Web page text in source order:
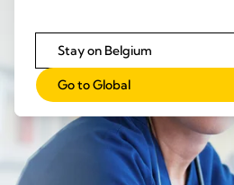
Stay on Belgium
Go to Global